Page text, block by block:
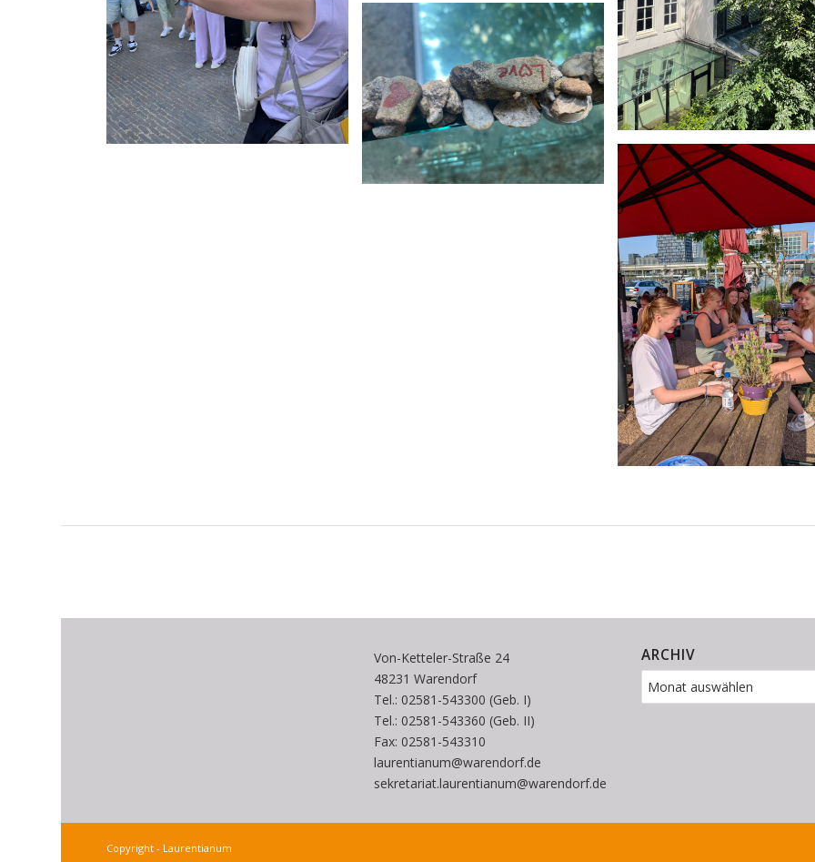
Von-Ketteler-Straße 24
48231 Warendorf
Tel.: 02581-543300 (Geb. I)
Tel.: 02581-543360 (Geb. II)
Fax: 02581-543310
laurentianum@warendorf.de
sekretariat.laurentianum@warendorf.de
ARCHIV
Copyright - Laurentianum